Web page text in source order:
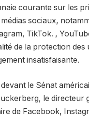
courante sur les
sociaux,
TikTok. ,
de la protection des
insatisfaisante.
le Sénat
le directeur
de Facebook,